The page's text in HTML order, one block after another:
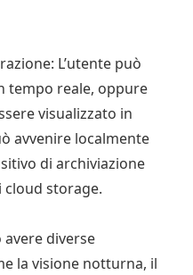
L’utente può
tempo reale, oppure
visualizzato in
avvenire localmente
di archiviazione
cloud storage.
avere diverse
la visione notturna, il